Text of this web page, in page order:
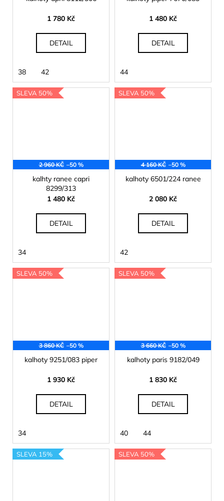
1 780 Kč
DETAIL
38 42
1 480 Kč
DETAIL
44
SLEVA 50%
2 960 KČ –50 %
kalhty ranee capri
8299/313
1 480 Kč
DETAIL
34
SLEVA 50%
4 160 KČ –50 %
kalhoty 6501/224 ranee
2 080 Kč
DETAIL
42
SLEVA 50%
3 860 KČ –50 %
kalhoty 9251/083 piper
1 930 Kč
DETAIL
34
SLEVA 50%
3 660 KČ –50 %
kalhoty paris 9182/049
1 830 Kč
DETAIL
40 44
SLEVA 15% SLEVA 50%